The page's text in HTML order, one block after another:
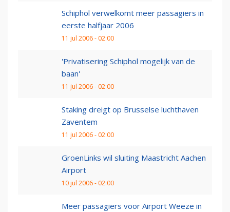
Schiphol verwelkomt meer passagiers in
eerste halfjaar 2006
11 jul 2006 - 02:00
'Privatisering Schiphol mogelijk van de
baan'
11 jul 2006 - 02:00
Staking dreigt op Brusselse luchthaven
Zaventem
11 jul 2006 - 02:00
GroenLinks wil sluiting Maastricht Aachen
Airport
10 jul 2006 - 02:00
Meer passagiers voor Airport Weeze in